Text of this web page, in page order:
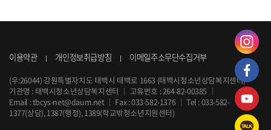
이용약관 개인정보취급방침
이메일주소무단수집거부
(우:26044) 강원특별자치도 태백시 태백로 1663 (태백시청소년상담복지센터)
기관명 : 태백시청소년상담복지센터 ｜ 고유번호 : 264-82-00385 ｜
Email :tbcys-net@daum.net ｜ Fax : 033-582-1376｜Tel :033-582-
1377(상담), 1387(행정), 1389(학교밖청소년지원센터)